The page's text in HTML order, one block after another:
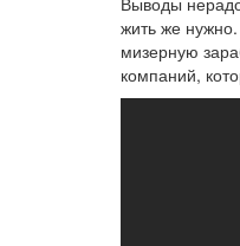
жить же нужно.
мизерную
компаний,